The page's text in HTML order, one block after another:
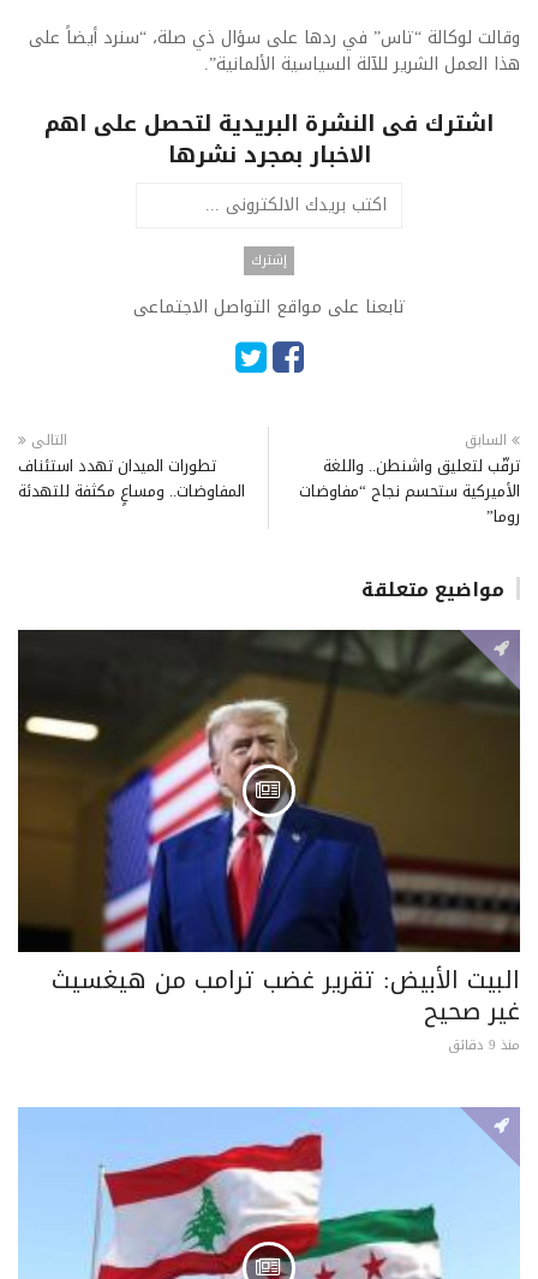
وقالت لوكالة “تاس” في ردها على سؤال ذي صلة، “سنرد أيضاً على
هذا العمل الشرير للآلة السياسية الألمانية”.
اشترك فى النشرة البريدية لتحصل على اهم
الاخبار بمجرد نشرها
تابعنا على مواقع التواصل الاجتماعى
السابق
ترقّب لتعليق واشنطن.. واللغة
الأميركية ستحسم نجاح “مفاوضات
روما”
التالى
تطورات الميدان تهدد استئناف
المفاوضات.. ومساعٍ مكثفة للتهدئة
مواضيع متعلقة
البيت الأبيض: تقرير غضب ترامب من هيغسيث
غير صحيح
منذ 9 دقائق